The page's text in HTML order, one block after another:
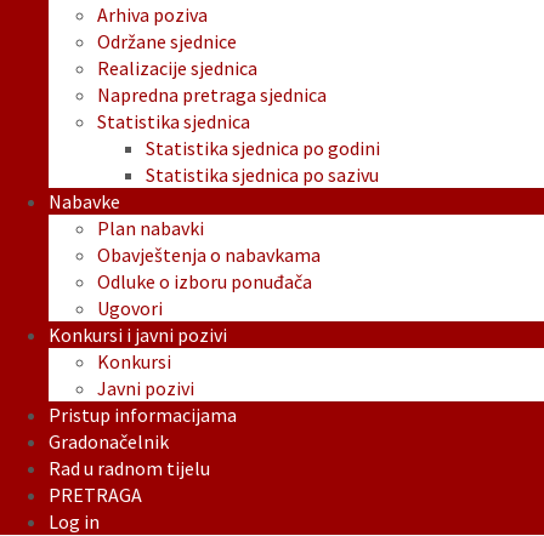
Arhiva poziva
Održane sjednice
Realizacije sjednica
Napredna pretraga sjednica
Statistika sjednica
Statistika sjednica po godini
Statistika sjednica po sazivu
Nabavke
Plan nabavki
Obavještenja o nabavkama
Odluke o izboru ponuđača
Ugovori
Konkursi i javni pozivi
Konkursi
Javni pozivi
Pristup informacijama
Gradonačelnik
Rad u radnom tijelu
PRETRAGA
Log in